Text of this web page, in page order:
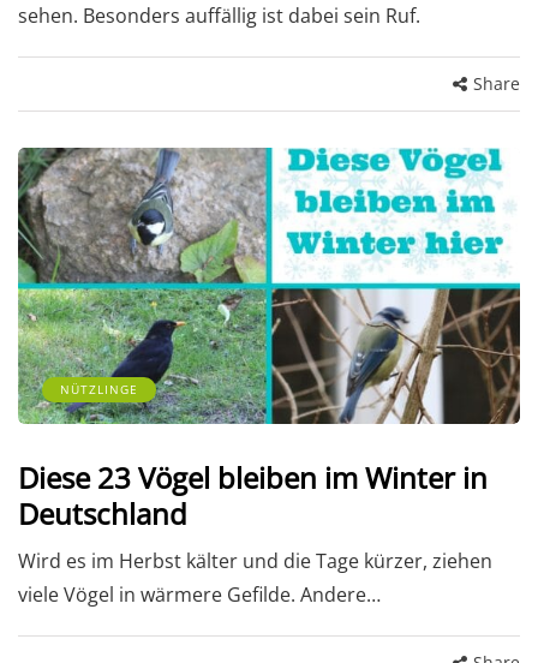
sehen. Besonders auffällig ist dabei sein Ruf.
Share
NÜTZLINGE
Diese 23 Vögel bleiben im Winter in
Deutschland
Wird es im Herbst kälter und die Tage kürzer, ziehen
viele Vögel in wärmere Gefilde. Andere…